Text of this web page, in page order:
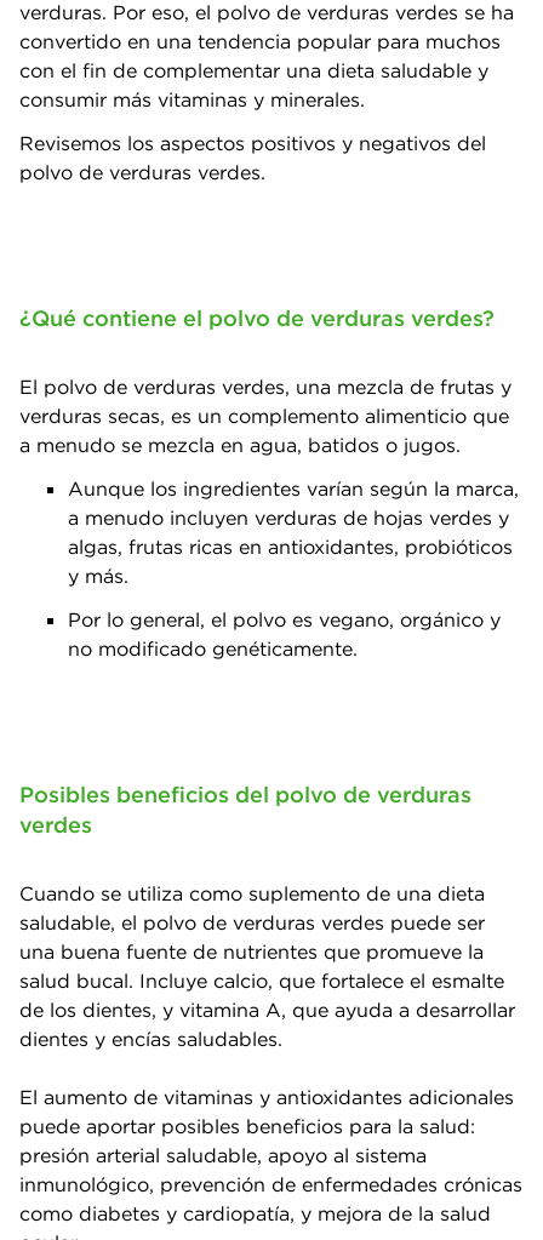
verduras. Por eso, el polvo de verduras verdes se ha
convertido en una tendencia popular para muchos
con el fin de complementar una dieta saludable y
consumir más vitaminas y minerales.
Revisemos los aspectos positivos y negativos del
polvo de verduras verdes.
¿Qué contiene el polvo de verduras verdes?
El polvo de verduras verdes, una mezcla de frutas y
verduras secas, es un complemento alimenticio que
a menudo se mezcla en agua, batidos o jugos.
Aunque los ingredientes varían según la marca,
a menudo incluyen verduras de hojas verdes y
algas, frutas ricas en antioxidantes, probióticos
y más.
Por lo general, el polvo es vegano, orgánico y
no modificado genéticamente.
Posibles beneficios del polvo de verduras
verdes
Cuando se utiliza como suplemento de una dieta
saludable, el polvo de verduras verdes puede ser
una buena fuente de nutrientes que promueve la
salud bucal. Incluye calcio, que fortalece el esmalte
de los dientes, y vitamina A, que ayuda a desarrollar
dientes y encías saludables.
El aumento de vitaminas y antioxidantes adicionales
puede aportar posibles beneficios para la salud:
presión arterial saludable, apoyo al sistema
inmunológico, prevención de enfermedades crónicas
como diabetes y cardiopatía, y mejora de la salud